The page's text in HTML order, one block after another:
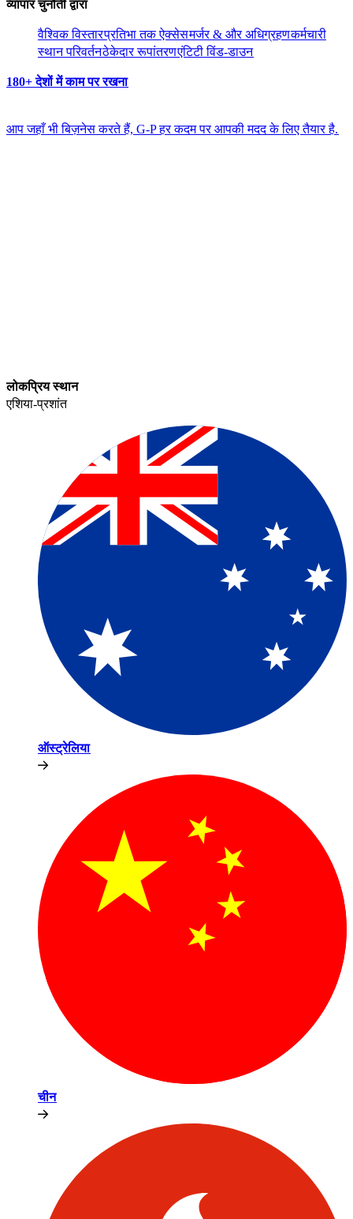
व्यापार चुनौती द्वारा​​
वैश्विक विस्तार​​प्रतिभा तक ऐक्सेस​​मर्जर & और अधिग्रहण​​कर्मचारी
स्थान परिवर्तन​​ठेकेदार रूपांतरण​​एंटिटी विंड-डाउन​​
180+ देशों में काम पर रखना​​
आप जहाँ भी बिज़नेस करते हैं, G-P हर कदम पर आपकी मदद के लिए तैयार है.​​
लोकप्रिय स्थान​​
एशिया-प्रशांत​​
ऑस्ट्रेलिया​​
चीन​​